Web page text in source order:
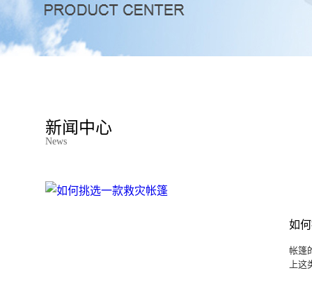
新闻中心
News
如
帐篷
上